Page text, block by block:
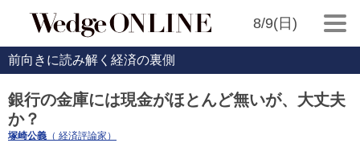
8/9(日)
前向きに読み解く経済の裏側
銀行の金庫には現金がほとんど無いが、大丈夫
か？
塚崎公義 （ 経済評論家）